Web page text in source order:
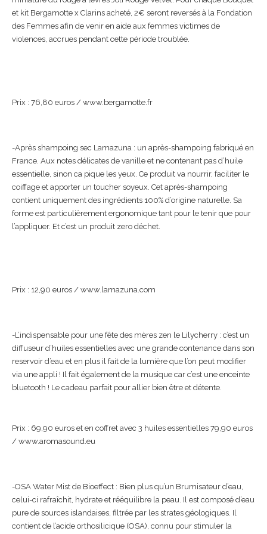
et kit Bergamotte x Clarins acheté, 2€ seront reversés à la Fondation
des Femmes afin de venir en aide aux femmes victimes de
violences, accrues pendant cette période troublée.
Prix : 76,80 euros / www.bergamotte.fr
-Après shampoing sec Lamazuna : un après-shampoing fabriqué en
France. Aux notes délicates de vanille et ne contenant pas d’huile
essentielle, sinon ca pique les yeux. Ce produit va nourrir, faciliter le
coiffage et apporter un toucher soyeux. Cet après-shampoing
contient uniquement des ingrédients 100% d’origine naturelle. Sa
forme est particulièrement ergonomique tant pour le tenir que pour
l’appliquer. Et c’est un produit zero déchet.
Prix : 12,90 euros / www.lamazuna.com
-L’indispensable pour une fête des mères zen le Lilycherry : c’est un
diffuseur d’huiles essentielles avec une grande contenance dans son
reservoir d’eau et en plus il fait de la lumière que l’on peut modifier
via une appli ! Il fait également de la musique car c’est une enceinte
bluetooth ! Le cadeau parfait pour allier bien être et détente.
Prix : 69,90 euros et en coffret avec 3 huiles essentielles 79,90 euros
/ www.aromasound.eu
-OSA Water Mist de Bioeffect : Bien plus qu’un Brumisateur d’eau,
celui-ci rafraîchit, hydrate et rééquilibre la peau. Il est composé d’eau
pure de sources islandaises, filtrée par les strates géologiques. Il
contient de l’acide orthosilicique (OSA), connu pour stimuler la